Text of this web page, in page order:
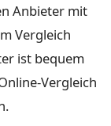
Anbieter mit
Vergleich
ist bequem
Vergleich